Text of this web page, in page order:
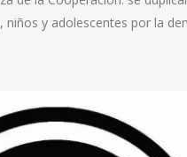
niños y adolescentes por la